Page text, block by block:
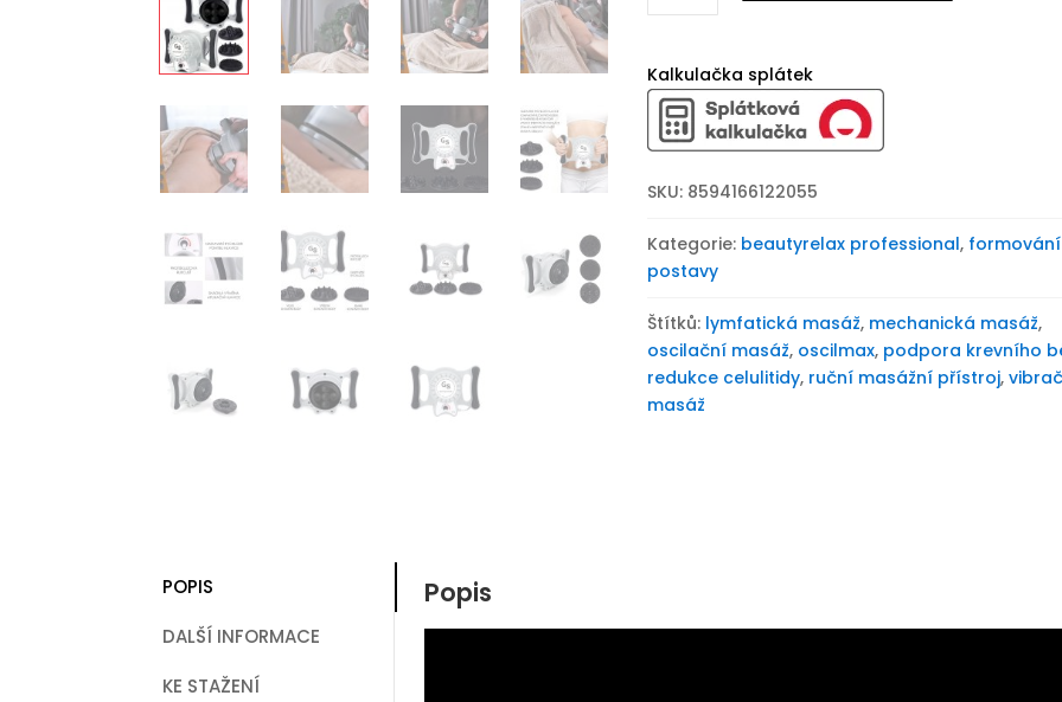
na
BeautyRelax
Oscilmax
GS
Tripple
Kalkulačka splátek
SKU: 8594166122055
Kategorie: beautyrelax professional, formování
postavy
Štítků: lymfatická masáž, mechanická masáž,
oscilační masáž, oscilmax, podpora krevního
redukce celulitidy, ruční masážní přístroj,
masáž
POPIS
DALŠÍ INFORMACE
KE STAŽENÍ
Popis